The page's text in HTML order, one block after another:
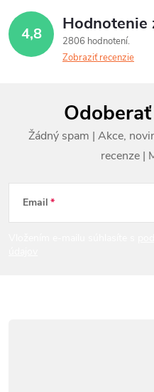
4,8 Hodnotenie
2806 hodnotení
Zobraziť recenzie
ä
Email